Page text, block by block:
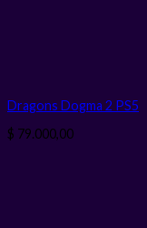
Dragons Dogma 2 PS5
$ 79.000,00